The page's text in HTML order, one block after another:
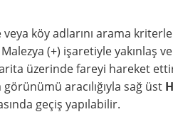
köy adlarını arama
(+) işaretiyle yakınlaş
üzerinde fareyi hareket
aracılığıyla sağ üst
geçiş yapılabilir.